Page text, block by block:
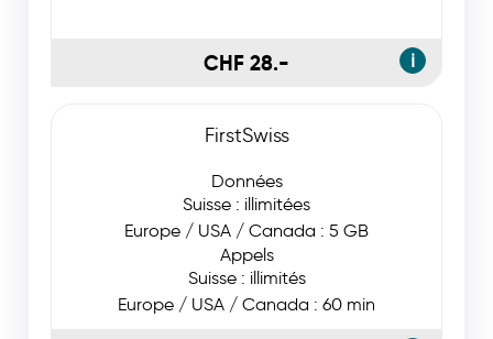
CHF 28.- ℹ
FirstSwiss
Données
Suisse : illimitées
Europe / USA / Canada : 5 GB
Appels
Suisse : illimités
Europe / USA / Canada : 60 min